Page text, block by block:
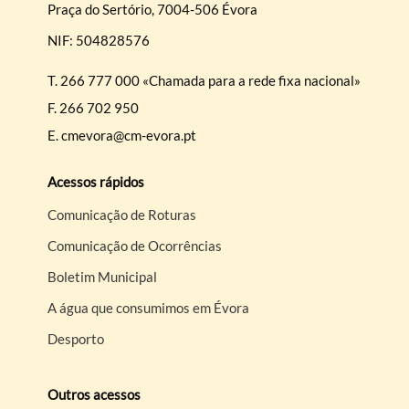
Praça do Sertório, 7004-506 Évora
NIF: 504828576
T. 266 777 000 «Chamada para a rede fixa nacional»
F. 266 702 950
E.cmevora@cm-evora.pt
Acessos rápidos
Comunicação de Roturas
Comunicação de Ocorrências
Boletim Municipal
A água que consumimos em Évora
Desporto
Outros acessos